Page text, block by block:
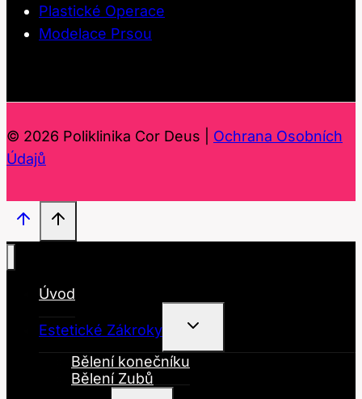
Plastické Operace
Modelace Prsou
© 2026 Poliklinika Cor Deus | Ochrana Osobních
Údajů
Úvod
Estetické Zákroky
Toggle
Menu
Bělení konečníku
Bělení Zubů